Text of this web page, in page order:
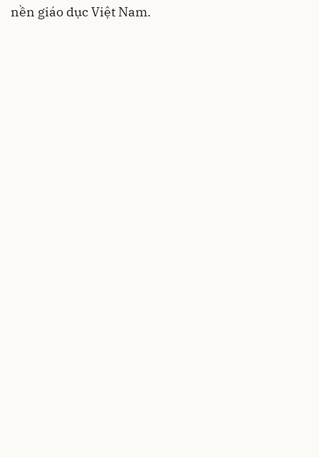
nền giáo dục Việt Nam.